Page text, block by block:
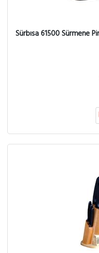
Sürbısa 61500 Sürmene